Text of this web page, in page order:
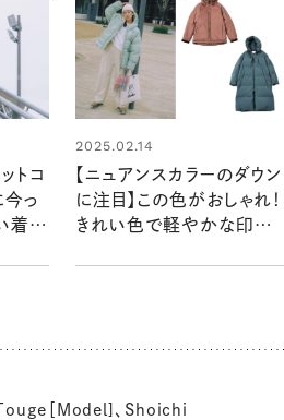
トコ
今っ
着こ
2025.02.14
【ニュアンスカラーのダウン
に注目】この色がおしゃれ！
きれい色で軽やかな印象
［Model]、Shoichi